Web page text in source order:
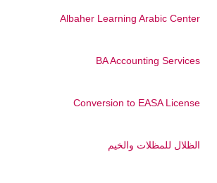
Albaher Learning Arabic Center
BA Accounting Services
Conversion to EASA License
الظلال للمظلات والخيم